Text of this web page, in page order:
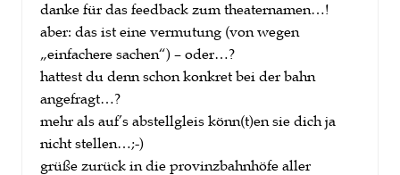
danke für das feedback zum theaternamen…!
aber: das ist eine vermutung (von wegen
„einfachere sachen“) – oder…?
hattest du denn schon konkret bei der bahn
angefragt…?
mehr als auf’s abstellgleis könn(t)en sie dich ja
nicht stellen…;-)
grüße zurück in die provinzbahnhöfe aller